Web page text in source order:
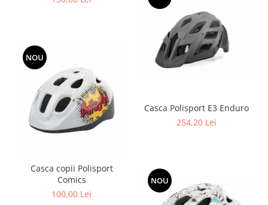
Casca Polisport E3 Enduro
254,20 Lei
NOU
Casca copii Polisport
Comics
100,00 Lei
NOU